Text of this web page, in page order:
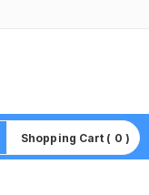
Shopping Cart ( 0 )